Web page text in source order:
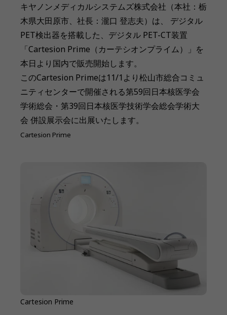
キヤノンメディカルシステムズ株式会社（本社：栃
木県大田原市、社長：瀧口 登志夫）は、 デジタル
PET検出器を搭載した、デジタル PET-CT装置
「Cartesion Prime（カーテシオンプライム）」を
本日より国内で販売開始します。
このCartesion Primeは11/1より松山市総合コミュ
ニティセンターで開催される第59回日本核医学会
学術総会・第39回日本核医学技術学会総会学術大
会 併設展示会に出展いたします。
Cartesion Prime
Cartesion Prime